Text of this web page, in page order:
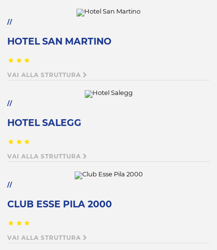
HOTEL SAN MARTINO
VAI ALLA STRUTTURA
HOTEL SALEGG
VAI ALLA STRUTTURA
CLUB ESSE PILA 2000
VAI ALLA STRUTTURA